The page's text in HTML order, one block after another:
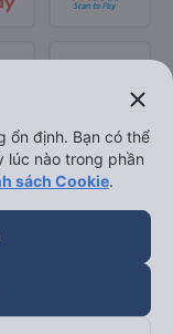
close
ổn định. Bạn có thể
lúc nào trong phần
sách Cookie.